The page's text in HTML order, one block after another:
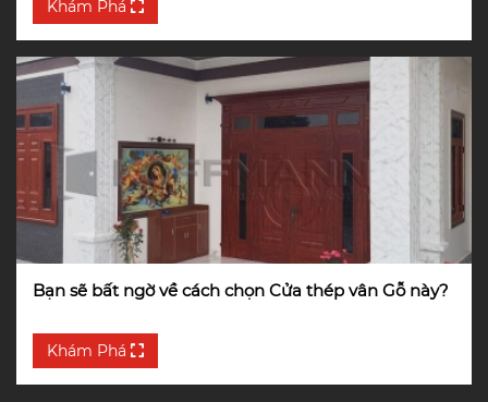
Khám Phá
Bạn sẽ bất ngờ về cách chọn Cửa thép vân Gỗ này?
Khám Phá